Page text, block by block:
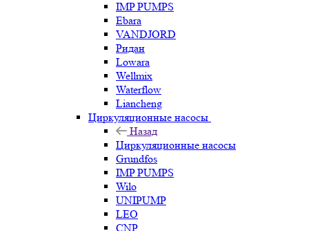
IMP PUMPS
Ebara
VANDJORD
Ридан
Lowara
Wellmix
Waterflow
Liancheng
Циркуляционные насосы
Назад
Циркуляционные насосы
Grundfos
IMP PUMPS
Wilo
UNIPUMP
LEO
CNP